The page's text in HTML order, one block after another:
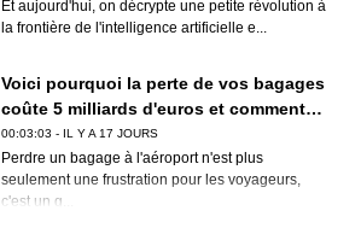
Et aujourd'hui, on décrypte une petite révolution à
la frontière de l'intelligence artificielle e...
Voici pourquoi la perte de vos bagages
coûte 5 milliards d'euros et comment
Apple et Google réduisent déjà ce
cauchemar logistique
00:03:03 - IL Y A 17 JOURS
Perdre un bagage à l'aéroport n'est plus
seulement une frustration pour les voyageurs,
c'est un g...